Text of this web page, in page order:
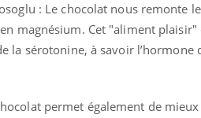
: Le chocolat nous remonte
magnésium. Cet "aliment
la sérotonine, à savoir
permet également de